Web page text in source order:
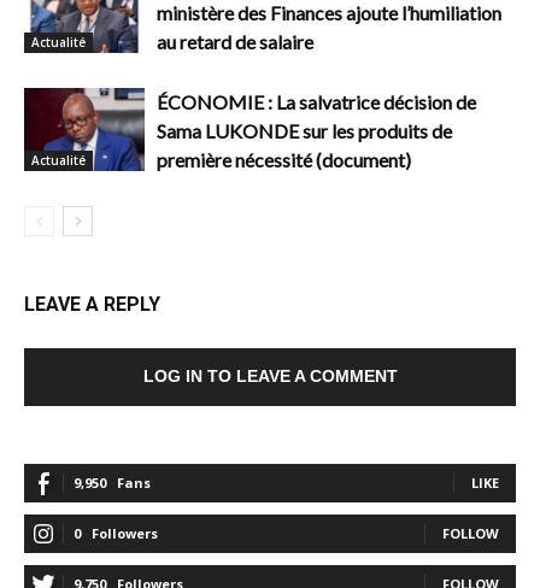
Actualité
ministère des Finances ajoute l’humiliation
au retard de salaire
Actualité
ÉCONOMIE : La salvatrice décision de
Sama LUKONDE sur les produits de
première nécessité (document)
LEAVE A REPLY
LOG IN TO LEAVE A COMMENT
9,950 Fans LIKE
0 Followers FOLLOW
9,750 Followers FOLLOW